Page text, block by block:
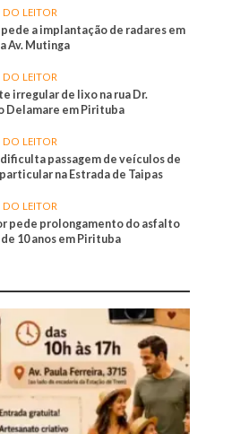
DO LEITOR
a implantação de radares em
Av. Mutinga
DO LEITOR
irregular de lixo na rua Dr.
Delamare em Pirituba
DO LEITOR
passagem de veículos de
na Estrada de Taipas
DO LEITOR
pede prolongamento do asfalto
de 10 anos em Pirituba